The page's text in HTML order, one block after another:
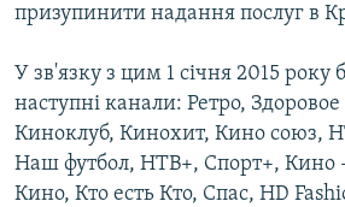
призупинити надання послуг в
У зв'язку з цим 1 січня 2015 року
наступні канали: Ретро,
Киноклуб, Кинохит, Кино союз,
Наш футбол, НТВ+, Спорт+, Кино
Кино, Кто есть Кто, Спас, HD